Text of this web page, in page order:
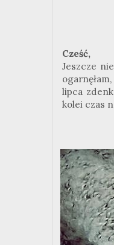
Cześć,
Jeszcze
lipca
kolei czas